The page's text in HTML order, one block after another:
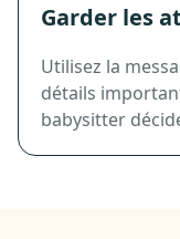
Garder les
Utilisez la
détails
babysitter